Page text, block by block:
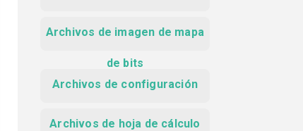
Archivos de imagen de mapa
de bits
Archivos de configuración
Archivos de hoja de cálculo